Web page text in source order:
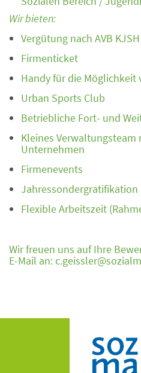
Wir bieten:
Vergütung nach AVB
Firmenticket
Handy für die Möglichkeit
Urban Sports Club
Betriebliche Fort- und
Kleines
Unternehmen
Firmenevents
Jahressondergratifikation
Flexible Arbeitszeit
Wir freuen uns auf Ihre
E-Mail an: